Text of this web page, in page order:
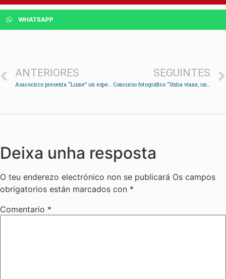
WHATSAPP
ANTERIORES
Asacocirco presenta “Lume” un espectáculo de cabaret de circo
SEGUINTES
Concurso fotográfico “Unha viaxe, unha biblioteca”
Deixa unha resposta
O teu enderezo electrónico non se publicará Os campos
obrigatorios están marcados con *
Comentario *